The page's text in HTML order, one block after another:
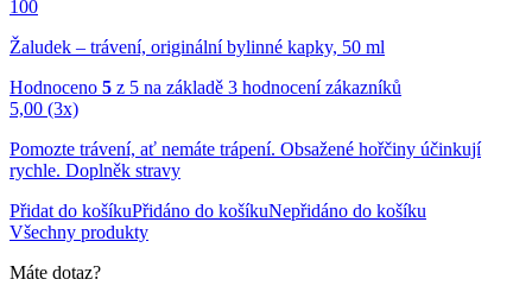
100
Žaludek – trávení, originální bylinné kapky, 50 ml
Hodnoceno 5 z 5 na základě 3 hodnocení zákazníků
5,00 (3x)
Pomozte trávení, ať nemáte trápení. Obsažené hořčiny účinkují
rychle. Doplněk stravy
Přidat do košíkuPřidáno do košíkuNepřidáno do košíku
Všechny produkty
Máte dotaz?